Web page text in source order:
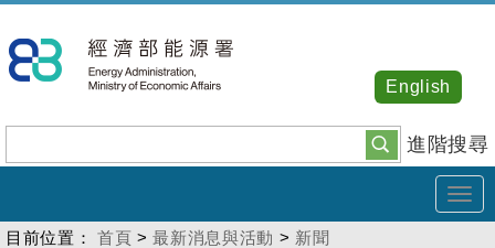
到
主
內
容
進階搜尋
English
目前位置： 首頁 >最新消息與活動 > 新聞